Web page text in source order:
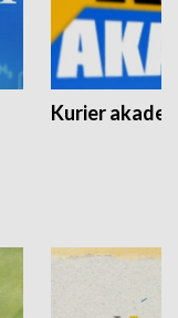
Kurier